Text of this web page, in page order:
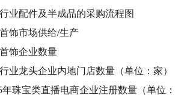
业配件及半成品的采购流程图
饰市场供给/生产
饰企业数量
业龙头企业内地门店数量（单位：家）
年珠宝类直播电商企业注册数量（单位：